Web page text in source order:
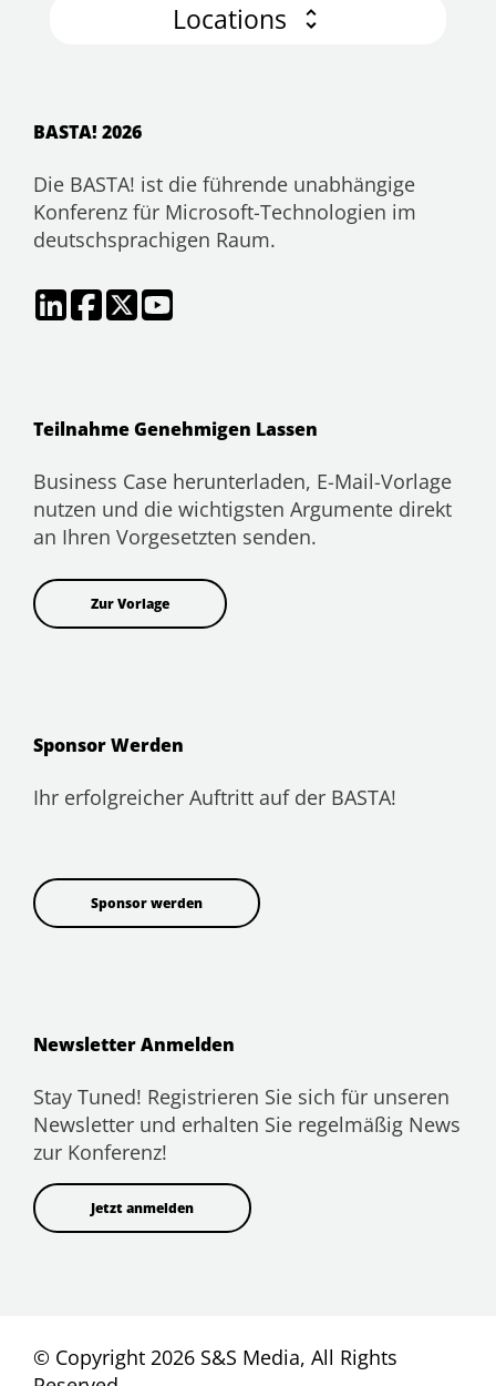
Locations
BASTA! 2026
Die BASTA! ist die führende unabhängige
Konferenz für Microsoft-Technologien im
deutschsprachigen Raum.
Teilnahme Genehmigen Lassen
Business Case herunterladen, E-Mail-Vorlage
nutzen und die wichtigsten Argumente direkt
an Ihren Vorgesetzten senden.
Zur Vorlage
Sponsor Werden
Ihr erfolgreicher Auftritt auf der BASTA!
Sponsor werden
Newsletter Anmelden
Stay Tuned! Registrieren Sie sich für unseren
Newsletter und erhalten Sie regelmäßig News
zur Konferenz!
Jetzt anmelden
© Copyright 2026 S&S Media, All Rights